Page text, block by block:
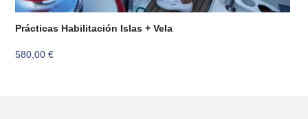
Prácticas Habilitación Islas + Vela
580,00€